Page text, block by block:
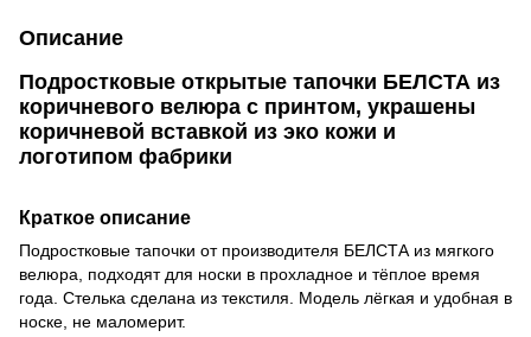
Описание
Подростковые открытые тапочки БЕЛСТА из
коричневого велюра с принтом, украшены
коричневой вставкой из эко кожи и
логотипом фабрики
Краткое описание
Подростковые тапочки от производителя БЕЛСТА из мягкого
велюра, подходят для носки в прохладное и тёплое время
года. Стелька сделана из текстиля. Модель лёгкая и удобная в
носке, не маломерит.